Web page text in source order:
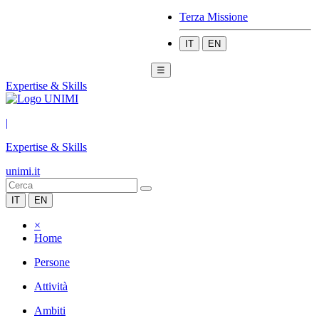
Terza Missione
IT EN
☰
Expertise & Skills
|
Expertise & Skills
unimi.it
IT EN
×
Home
Persone
Attività
Ambiti